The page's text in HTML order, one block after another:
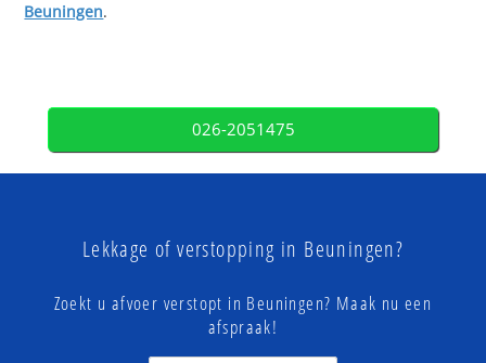
Beuningen.
026-2051475
Lekkage of verstopping in Beuningen?
Zoekt u afvoer verstopt in Beuningen? Maak nu een
afspraak!